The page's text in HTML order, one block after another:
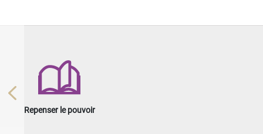
Repenser le pouvoir
Previous